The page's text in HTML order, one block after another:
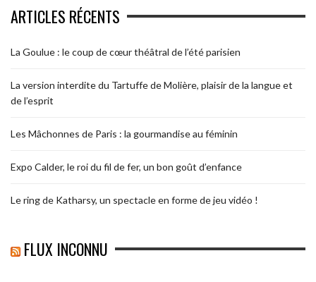
ARTICLES RÉCENTS
La Goulue : le coup de cœur théâtral de l’été parisien
La version interdite du Tartuffe de Molière, plaisir de la langue et
de l’esprit
Les Mâchonnes de Paris : la gourmandise au féminin
Expo Calder, le roi du fil de fer, un bon goût d’enfance
Le ring de Katharsy, un spectacle en forme de jeu vidéo !
FLUX INCONNU